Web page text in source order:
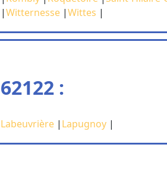
|Witternesse |Wittes |
62122 :
Labeuvrière | Lapugnoy |